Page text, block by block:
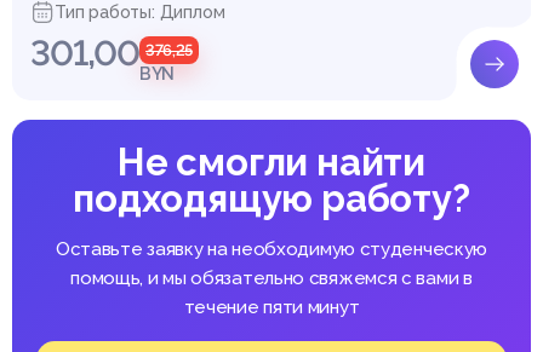
Тип работы: Диплом
301,00 376,25
BYN
Не смогли найти
подходящую работу?
Оставьте заявку на необходимую студенческую
помощь, и мы обязательно свяжемся с вами в
течение пяти минут